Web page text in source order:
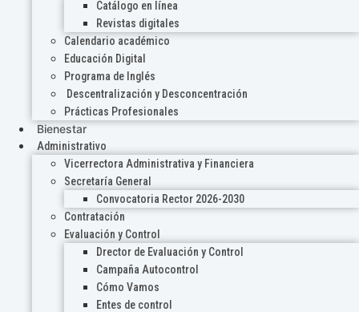
Catálogo en línea
Revistas digitales
Calendario académico
Educación Digital
Programa de Inglés
Descentralización y Desconcentración
Prácticas Profesionales
Bienestar
Administrativo
Vicerrectora Administrativa y Financiera
Secretaría General
Convocatoria Rector 2026-2030
Contratación
Evaluación y Control
Drector de Evaluación y Control
Campaña Autocontrol
Cómo Vamos
Entes de control